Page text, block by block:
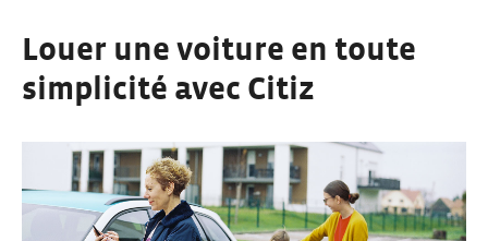
Louer une voiture en toute
simplicité avec Citiz